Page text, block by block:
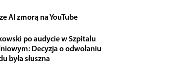
AI zmorą na YouTube
po audycie w Szpitalu
Decyzja o odwołaniu
była słuszna